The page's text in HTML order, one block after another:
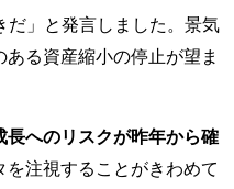
だ」と発言しました。景気
る資産縮小の停止が望ま
長へのリスクが昨年から確
注視することがきわめて